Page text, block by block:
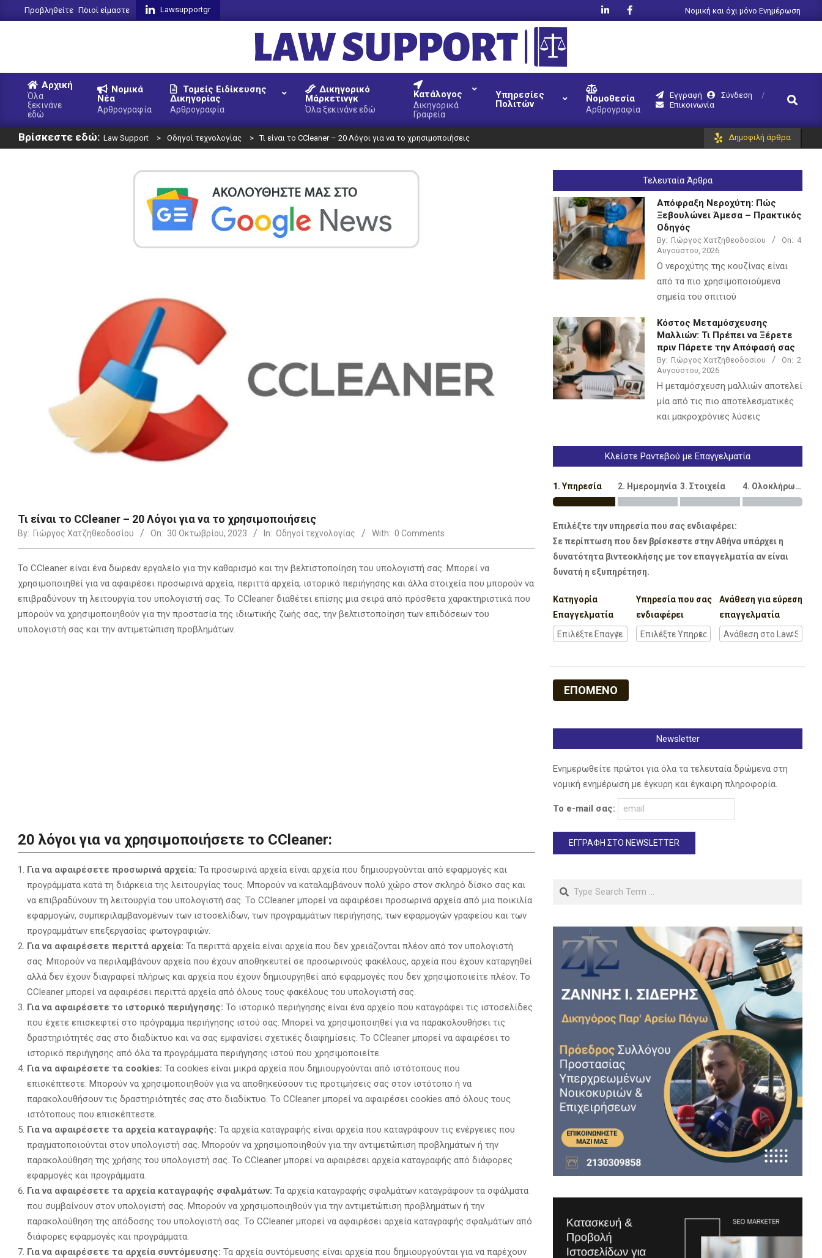
to
Προβληθείτε Ποιοί είμαστε Lawsupportgr Νομική και όχι μόνο Ενημέρωση
LAW
SUPPORT
Primary
Menu
Αρχική
Όλα
ξεκινάνε
εδώ
Νομικά
Νέα
Αρθρογραφία
Τομείς Ειδίκευσης
Δικηγορίας
Αρθρογραφία
Δικηγορικό
Μάρκετινγκ
Όλα ξεκινάνε εδώ
Κατάλογος
Δικηγορικά
Γραφεία
Υπηρεσίες
Πολιτών
Νομοθεσία
Αρθρογραφία
Εγγραφή
Σύνδεση
Επικοινωνία
Search
Βρίσκεστε εδώ: Law Support > Οδηγοί τεχνολογίας > Τι είναι το CCleaner – 20 Λόγοι για να το χρησιμοποιήσεις Δημοφιλή άρθρα
Τι είναι το CCleaner – 20 Λόγοι για να το χρησιμοποιήσεις
By: Γιώργος Χατζηθεοδοσίου On: 30 Οκτωβρίου, 2023 In: Οδηγοί τεχνολογίας With: 0 Comments
Το CCleaner είναι ένα δωρεάν εργαλείο για την καθαρισμό και την βελτιστοποίηση του υπολογιστή σας. Μπορεί να
χρησιμοποιηθεί για να αφαιρέσει προσωρινά αρχεία, περιττά αρχεία, ιστορικό περιήγησης και άλλα στοιχεία που μπορούν να
επιβραδύνουν τη λειτουργία του υπολογιστή σας. Το CCleaner διαθέτει επίσης μια σειρά από πρόσθετα χαρακτηριστικά που
μπορούν να χρησιμοποιηθούν για την προστασία της ιδιωτικής ζωής σας, την βελτιστοποίηση των επιδόσεων του
υπολογιστή σας και την αντιμετώπιση προβλημάτων.
20 λόγοι για να χρησιμοποιήσετε το CCleaner:
Για να αφαιρέσετε προσωρινά αρχεία: Τα προσωρινά αρχεία είναι αρχεία που δημιουργούνται από εφαρμογές και
προγράμματα κατά τη διάρκεια της λειτουργίας τους. Μπορούν να καταλαμβάνουν πολύ χώρο στον σκληρό δίσκο σας και
να επιβραδύνουν τη λειτουργία του υπολογιστή σας. Το CCleaner μπορεί να αφαιρέσει προσωρινά αρχεία από μια ποικιλία
εφαρμογών, συμπεριλαμβανομένων των ιστοσελίδων, των προγραμμάτων περιήγησης, των εφαρμογών γραφείου και των
προγραμμάτων επεξεργασίας φωτογραφιών.
Για να αφαιρέσετε περιττά αρχεία: Τα περιττά αρχεία είναι αρχεία που δεν χρειάζονται πλέον από τον υπολογιστή
σας. Μπορούν να περιλαμβάνουν αρχεία που έχουν αποθηκευτεί σε προσωρινούς φακέλους, αρχεία που έχουν καταργηθεί
αλλά δεν έχουν διαγραφεί πλήρως και αρχεία που έχουν δημιουργηθεί από εφαρμογές που δεν χρησιμοποιείτε πλέον. Το
CCleaner μπορεί να αφαιρέσει περιττά αρχεία από όλους τους φακέλους του υπολογιστή σας.
Για να αφαιρέσετε το ιστορικό περιήγησης: Το ιστορικό περιήγησης είναι ένα αρχείο που καταγράφει τις ιστοσελίδες
που έχετε επισκεφτεί στο πρόγραμμα περιήγησης ιστού σας. Μπορεί να χρησιμοποιηθεί για να παρακολουθήσει τις
δραστηριότητές σας στο διαδίκτυο και να σας εμφανίσει σχετικές διαφημίσεις. Το CCleaner μπορεί να αφαιρέσει το
ιστορικό περιήγησης από όλα τα προγράμματα περιήγησης ιστού που χρησιμοποιείτε.
Για να αφαιρέσετε τα cookies: Τα cookies είναι μικρά αρχεία που δημιουργούνται από ιστότοπους που
επισκέπτεστε. Μπορούν να χρησιμοποιηθούν για να αποθηκεύσουν τις προτιμήσεις σας στον ιστότοπο ή να
παρακολουθήσουν τις δραστηριότητές σας στο διαδίκτυο. Το CCleaner μπορεί να αφαιρέσει cookies από όλους τους
ιστότοπους που επισκέπτεστε.
Για να αφαιρέσετε τα αρχεία καταγραφής: Τα αρχεία καταγραφής είναι αρχεία που καταγράφουν τις ενέργειες που
πραγματοποιούνται στον υπολογιστή σας. Μπορούν να χρησιμοποιηθούν για την αντιμετώπιση προβλημάτων ή την
παρακολούθηση της χρήσης του υπολογιστή σας. Το CCleaner μπορεί να αφαιρέσει αρχεία καταγραφής από διάφορες
εφαρμογές και προγράμματα.
Για να αφαιρέσετε τα αρχεία καταγραφής σφαλμάτων: Τα αρχεία καταγραφής σφαλμάτων καταγράφουν τα σφάλματα
που συμβαίνουν στον υπολογιστή σας. Μπορούν να χρησιμοποιηθούν για την αντιμετώπιση προβλημάτων ή την
παρακολούθηση της απόδοσης του υπολογιστή σας. Το CCleaner μπορεί να αφαιρέσει αρχεία καταγραφής σφαλμάτων από
διάφορες εφαρμογές και προγράμματα.
Για να αφαιρέσετε τα αρχεία συντόμευσης: Τα αρχεία συντόμευσης είναι αρχεία που δημιουργούνται για να παρέχουν
Τελευταία Άρθρα
Απόφραξη Νεροχύτη: Πώς
Ξεβουλώνει Άμεσα – Πρακτικός
Οδηγός
By: Γιώργος Χατζηθεοδοσίου On: 4
Αυγούστου, 2026
Ο νεροχύτης της κουζίνας είναι
από τα πιο χρησιμοποιούμενα
σημεία του σπιτιού
Κόστος Μεταμόσχευσης
Μαλλιών: Τι Πρέπει να Ξέρετε
πριν Πάρετε την Απόφασή σας
By: Γιώργος Χατζηθεοδοσίου On: 2
Αυγούστου, 2026
Η μεταμόσχευση μαλλιών αποτελεί
μία από τις πιο αποτελεσματικές
και μακροχρόνιες λύσεις
Κλείστε Ραντεβού με Επαγγελματία
1. Υπηρεσία 2. Ημερομηνία 3. Στοιχεία 4. Ολοκλήρωση
Επιλέξτε την υπηρεσία που σας ενδιαφέρει:
Σε περίπτωση που δεν βρίσκεστε στην Αθήνα υπάρχει η
δυνατότητα βιντεοκλήσης με τον επαγγελματία αν είναι
δυνατή η εξυπηρέτηση.
Κατηγορία
Επαγγελματία
Υπηρεσία που σας
ενδιαφέρει
Ανάθεση για εύρεση
επαγγελματία
ΕΠΟΜΕΝΟ
Newsletter
Ενημερωθείτε πρώτοι για όλα τα τελευταία δρώμενα στη
νομική ενημέρωση με έγκυρη και έγκαιρη πληροφορία.
Το e-mail σας:
Search